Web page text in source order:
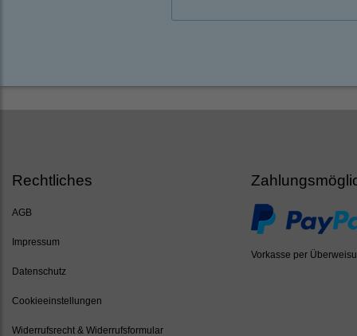
Rechtliches
AGB
Impressum
Datenschutz
Cookieeinstellungen
Widerrufsrecht & Widerrufsformular
Vorkasse per